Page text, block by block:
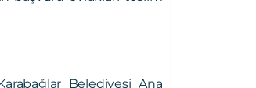
Belediyesi Ana